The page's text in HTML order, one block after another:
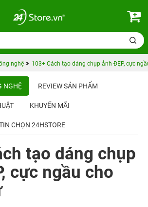
nghệ 103+ Cách tạo dáng chụp ảnh ĐẸP, cực
NGHỆ REVIEW SẢN PHẨM
KHUYẾN MÃI
CHỌN 24HSTORE
tạo dáng chụp
cực ngầu cho